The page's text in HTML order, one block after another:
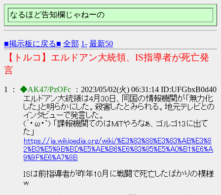
なるほど告知欄じゃねーの
■掲示板に戻る■ 全部 1- 最新50
【トルコ】エルドアン大統領、IS指導者が死亡発
言
1 ： ◆AK47/PzOFc ：2023/05/02(火) 06:31:14 ID:UFGbxB0d40
エルドアン大統領は4月30日、同国の情報機関が「無力化
した」と明らかにした。殺害したとみられる。地元テレビとの
インタビューで発言した。
(´･ω･`) 「諜報機関てのはMiTやろなぁ、ゴルゴ13に出て
た」
https://ja.wikipedia.org/wiki/%E3%83%88%E3%83%AB%E3%8
2%B3%E5%9B%BD%E5%AE%B6%E6%83%85%E5%A0%B1%E6%A
9%9F%E6%A7%8B
ISは前指導者が昨年10月に戦闘で死亡したばかりの模様
w